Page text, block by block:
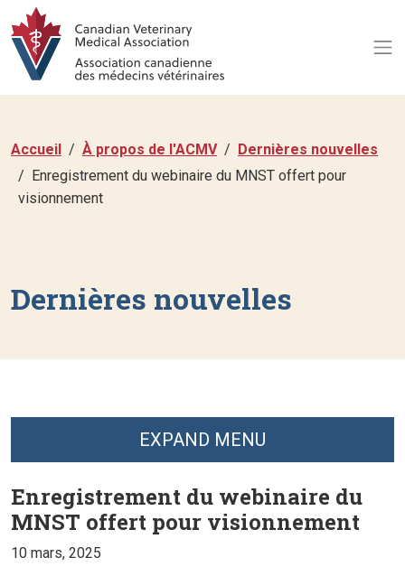
Accueil À propos de l'ACMV
Dernières nouvelles
Enregistrement du webinaire du MNST offert pour
visionnement
Dernières nouvelles
Enregistrement du webinaire du
MNST offert pour visionnement
10 mars, 2025
EXPAND MENU